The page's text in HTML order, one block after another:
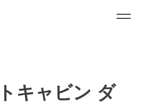
キャビン ダ